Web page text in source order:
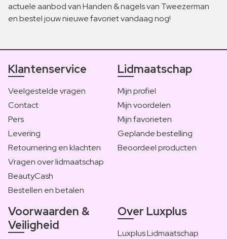
actuele aanbod van Handen & nagels van Tweezerman
en bestel jouw nieuwe favoriet vandaag nog!
Klantenservice
Veelgestelde vragen
Contact
Pers
Levering
Retournering en klachten
Vragen over lidmaatschap
BeautyCash
Bestellen en betalen
Lidmaatschap
Mijn profiel
Mijn voordelen
Mijn favorieten
Geplande bestelling
Beoordeel producten
Voorwaarden &
Veiligheid
Over Luxplus
Luxplus Lidmaatschap